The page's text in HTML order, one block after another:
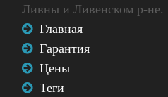
Ливны и Ливенском р-не.
Главная
Гарантия
Цены
Теги